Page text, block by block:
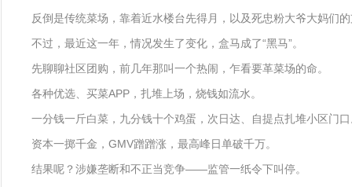
反倒是传统菜场，靠着近水楼台先得月，以及死忠粉大爷大妈们
不过，最近这一年，情况发生了变化，盒马成了“黑马”。
先聊聊社区团购，前几年那叫一个热闹，乍看要革菜场的命。
各种优选、买菜APP，扎堆上场，烧钱如流水。
一分钱一斤白菜，九分钱十个鸡蛋，次日达、自提点扎堆小区门
资本一掷千金，GMV蹭蹭涨，最高峰日单破千万。
结果呢？涉嫌垄断和不正当竞争——监管一纸令下叫停。